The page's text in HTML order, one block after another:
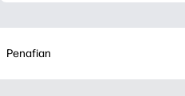
Penafian